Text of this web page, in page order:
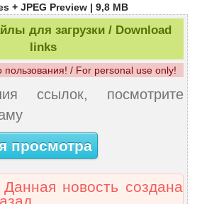
+ JPEG Preview | 9,8 MB
для загрузки / Download
links
пользования! / For personal use only!
ссылок, посмотрите
просмотра
Данная новость создана